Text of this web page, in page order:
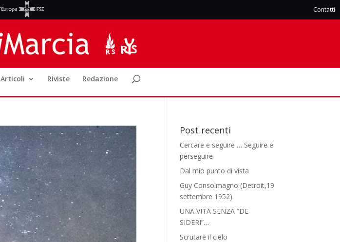
Contatti
Articoli Riviste Redazione
Post recenti
Cercare e seguire … Seguire e
perseguire
Dal mio punto di vista
Guy Consolmagno (Detroit,19
settembre 1952)
UNA VITA SENZA “DE-
SIDERI”…
Scrutare il cielo